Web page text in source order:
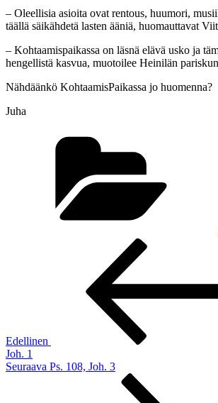
– Oleellisia asioita ovat rentous, huumori,
täällä säikähdetä lasten ääniä, huomauttavat
– Kohtaamispaikassa on läsnä elävä usko ja
hengellistä kasvua, muotoilee Heinilän
Nähdäänkö KohtaamisPaikassa jo huomenna?
Juha
Edellinen
Joh. 1
Seuraava
Seuraava Ps. 108, Joh. 3